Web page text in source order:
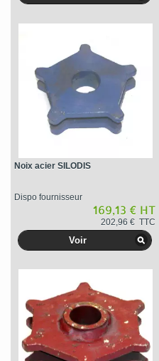
Noix acier SILODIS
Dispo fournisseur
169,13 € HT
202,96 € TTC
Voir